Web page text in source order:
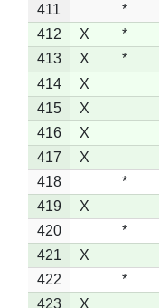
411
*
412
X *
413
X *
414
X
415
X
416
X
417
X
418
*
419
X
420
*
421
X
422
*
423
X